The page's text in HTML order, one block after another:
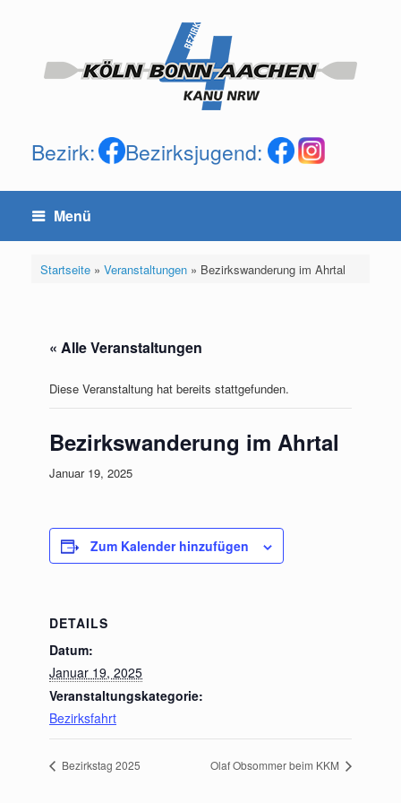
Bezirk: Bezirksjugend:
Menü
Startseite» Veranstaltungen» Bezirkswanderung im Ahrtal
« Alle Veranstaltungen
Diese Veranstaltung hat bereits stattgefunden.
Bezirkswanderung im Ahrtal
Januar 19, 2025
Zum Kalender hinzufügen
DETAILS
Datum:
Januar 19, 2025
Veranstaltungskategorie:
Bezirksfahrt
Bezirkstag 2025 Olaf Obsommer beim KKM